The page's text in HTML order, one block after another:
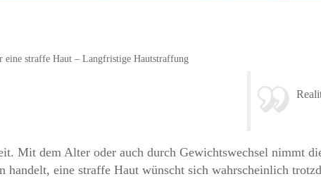
eine straffe Haut – Langfristige Hautstraffung
Mit dem Alter oder auch durch Gewichtswechsel nimmt
handelt, eine straffe Haut wünscht sich wahrscheinlich